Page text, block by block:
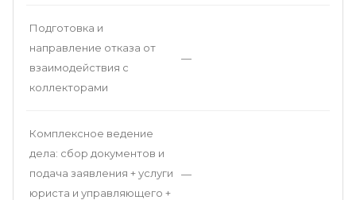
Подготовка и
направление отказа от
взаимодействия с
коллекторами
—
Комплексное ведение
дела: сбор документов и
подача заявления + услуги
юриста и управляющего +
—